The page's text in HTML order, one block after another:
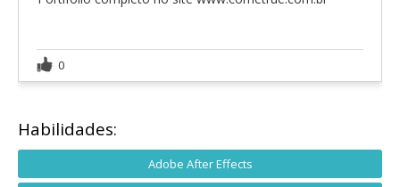
0
Habilidades:
Adobe After Effects